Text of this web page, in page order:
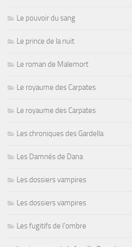
Le pouvoir du sang
Le prince de la nuit
Le roman de Malemort
Le royaume des Carpates
Le royaume des Carpates
Les chroniques des Gardella
Les Damnés de Dana
Les dossiers vampires
Les dossiers vampires
Les fugitifs de l'ombre